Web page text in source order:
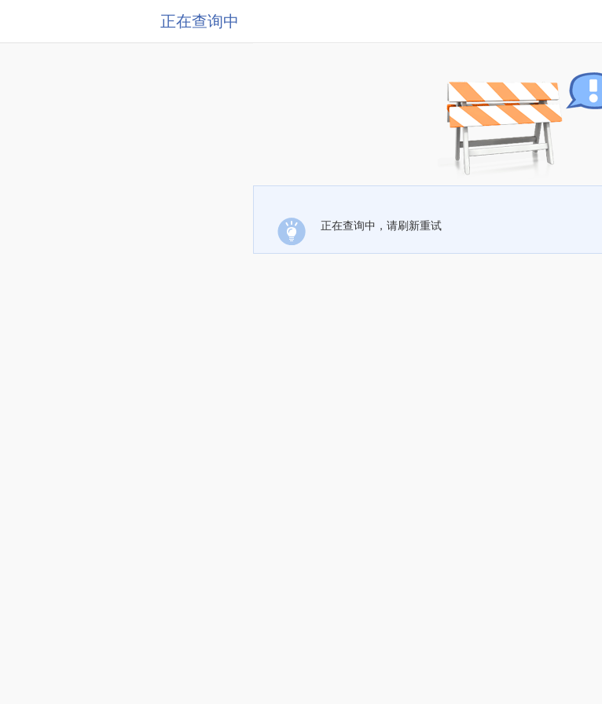
正在查询中
正在查询中，请刷新重试